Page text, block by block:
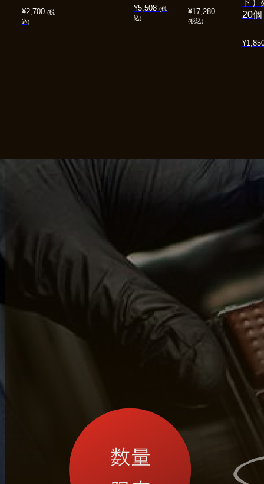
¥2,700 (税
込)
¥5,508 (税
込)
¥17,280
(税込)
¥
ド
20個